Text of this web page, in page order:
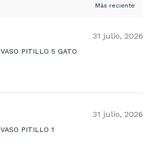
31 julio, 2026
VASO PITILLO 5 GATO
31 julio, 2026
VASO PITILLO 1